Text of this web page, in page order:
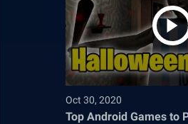
Oct 30, 2020
Top Android Games to